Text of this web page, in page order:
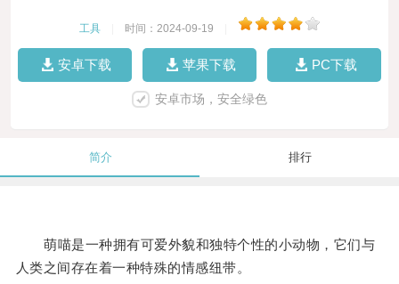
工具 时间：2024-09-19
安卓下载 苹果下载 PC下载
安卓市场，安全绿色
简介 排行
萌喵是一种拥有可爱外貌和独特个性的小动物，它们与
人类之间存在着一种特殊的情感纽带。